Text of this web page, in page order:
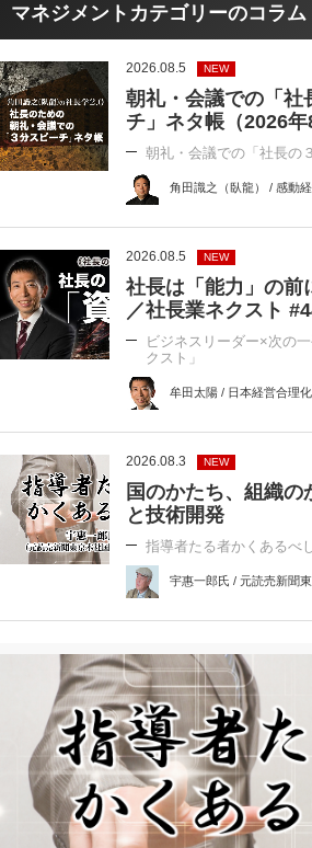
マネジメントカテゴリーのコラム
2026.08.5 NEW
朝礼・会議での「社
チ」ネタ帳（2026年
朝礼・会議での「社長の
角田識之（臥龍） / 感動
2026.08.5 NEW
社長は「能力」の前
／社長業ネクスト
ビジネスリーダー×次の
クスト」
牟田太陽 / 日本経営合理
2026.08.3 NEW
国のかたち、組織
と技術開発
指導者たる者かくあるべ
宇惠一郎氏 / 元読売新聞